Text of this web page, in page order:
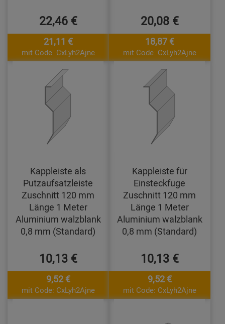
22,46 €
21,11 €
mit Code: CxLyh2Ajne
20,08 €
18,87 €
mit Code: CxLyh2Ajne
Kappleiste als
Putzaufsatzleiste
Zuschnitt 120 mm
Länge 1 Meter
Aluminium walzblank
0,8 mm (Standard)
10,13 €
9,52 €
mit Code: CxLyh2Ajne
Kappleiste für
Einsteckfuge
Zuschnitt 120 mm
Länge 1 Meter
Aluminium walzblank
0,8 mm (Standard)
10,13 €
9,52 €
mit Code: CxLyh2Ajne